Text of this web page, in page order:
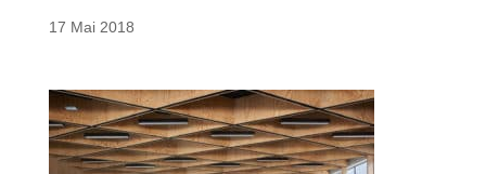
17 Mai 2018